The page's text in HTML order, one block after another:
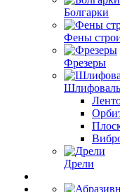
Болгарки
Фены
Фрезеры
Дрели